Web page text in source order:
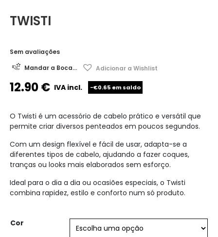
TWISTI
Sem avaliações
Mandar a Boca...
Adicionar a Wishlist
12.90€ IVA incl. -€0.65 em saldo
O Twisti é um acessório de cabelo prático e versátil que
permite criar diversos penteados em poucos segundos.
Com um design flexível e fácil de usar, adapta-se a
diferentes tipos de cabelo, ajudando a fazer coques,
tranças ou looks mais elaborados sem esforço.
Ideal para o dia a dia ou ocasiões especiais, o Twisti
combina rapidez, estilo e conforto num só produto.
Cor